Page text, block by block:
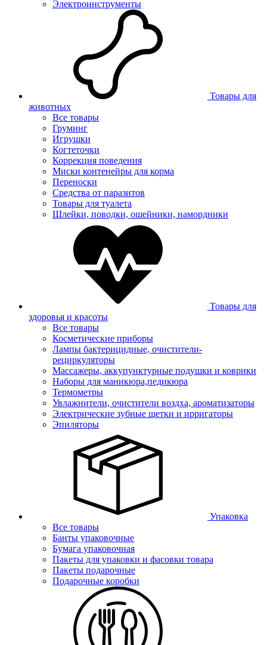
Электроинструменты
Товары для
животных
Все товары
Груминг
Игрушки
Когтеточки
Коррекция поведения
Миски контенейры для корма
Переноски
Средства от паразитов
Товары для туалета
Шлейки, поводки, ошейники, намордники
Товары для
здоровья и красоты
Все товары
Косметические приборы
Лампы бактерицидные, очистители-
рециркуляторы
Массажеры, аккупунктурные подушки и коврики
Наборы для маникюра,педикюра
Термометры
Увлажнители, очистители воздха, ароматизаторы
Электрические зубные щетки и ирригаторы
Эпиляторы
Упаковка
Все товары
Банты упаковочные
Бумага упаковочная
Пакеты для упаковки и фасовки товара
Пакеты подарочные
Подарочные коробки